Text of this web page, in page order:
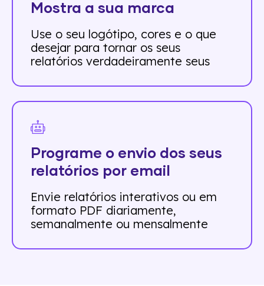
Mostra a sua marca
Use o seu logótipo, cores e o que
desejar para tornar os seus
relatórios verdadeiramente seus
Programe o envio dos seus
relatórios por email
Envie relatórios interativos ou em
formato PDF diariamente,
semanalmente ou mensalmente